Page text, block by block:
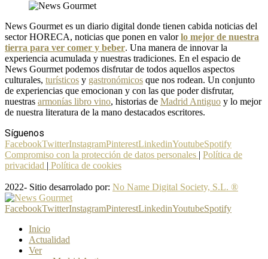
News Gourmet es un diario digital donde tienen cabida noticias del
sector HORECA, noticias que ponen en valorlo mejor de nuestra
tierra para ver comer y beber. Una manera de innovar la
experiencia acumulada y nuestras tradiciones. En el espacio de
News Gourmet podemos disfrutar de todos aquellos aspectos
culturales, turísticos y gastronómicos que nos rodean. Un conjunto
de experiencias que emocionan y con las que poder disfrutar,
nuestras armonías libro vino, historias de Madrid Antiguo y lo mejor
de nuestra literatura de la mano destacados escritores.
Síguenos
FacebookTwitterInstagramPinterestLinkedinYoutubeSpotify
Compromiso con la protección de datos personales | Política de
privacidad | Política de cookies
2022- Sitio desarrolado por: No Name Digital Society, S.L. ®
FacebookTwitterInstagramPinterestLinkedinYoutubeSpotify
Inicio
Actualidad
Ver